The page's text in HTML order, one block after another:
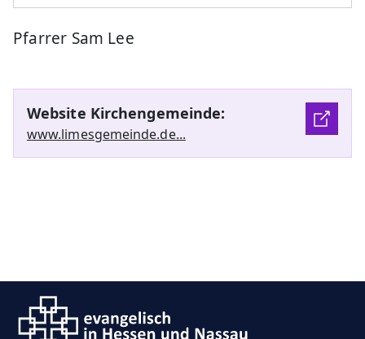
Pfarrer Sam Lee
Website Kirchengemeinde:
www.limesgemeinde.de...